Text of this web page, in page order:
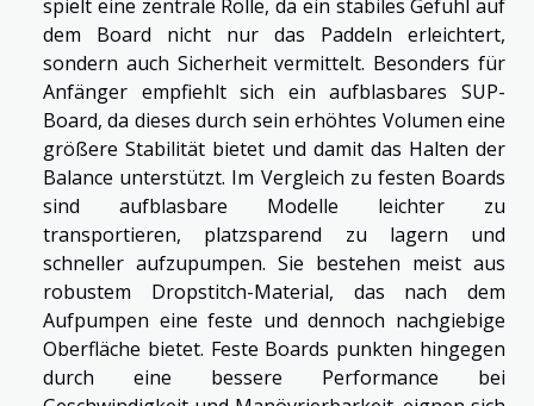
spielt eine zentrale Rolle, da ein stabiles Gefühl auf
dem Board nicht nur das Paddeln erleichtert,
sondern auch Sicherheit vermittelt. Besonders für
Anfänger empfiehlt sich ein aufblasbares SUP-
Board, da dieses durch sein erhöhtes Volumen eine
größere Stabilität bietet und damit das Halten der
Balance unterstützt. Im Vergleich zu festen Boards
sind aufblasbare Modelle leichter zu
transportieren, platzsparend zu lagern und
schneller aufzupumpen. Sie bestehen meist aus
robustem Dropstitch-Material, das nach dem
Aufpumpen eine feste und dennoch nachgiebige
Oberfläche bietet. Feste Boards punkten hingegen
durch eine bessere Performance bei